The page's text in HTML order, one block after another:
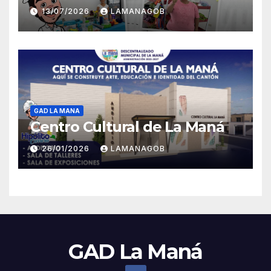
13/07/2026 LAMANAGOB
GAD LA MANA
Centro Cultural de La Maná
26/01/2026 LAMANAGOB
GAD La Maná